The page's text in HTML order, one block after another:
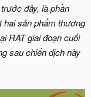
đây, là phần
hai sản phẩm thương
RAT giai đoạn cuối
sau chiến dịch này